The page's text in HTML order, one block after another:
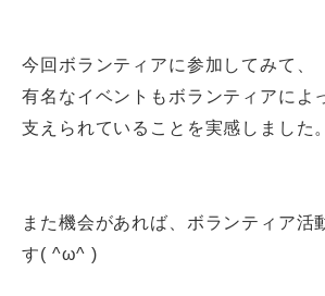
今回ボランティアに参加してみて、
有名なイベントもボランティアによ
支えられていることを実感しました。
また機会があれば、ボランティア活
す( ^ω^ )